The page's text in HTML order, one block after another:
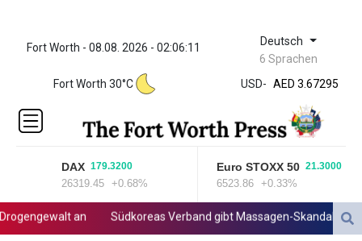
Fort Worth - 08.08. 2026 - 02:06:11 Deutsch
6 Sprachen
Fort Worth 30°C
USD-
ZWL 321.999592
AED 3.67295
AED 3.67295
AFN
ALL 80.603989
AMD
AOA
917.000367
1491.937904
DAX 179.3200
26319.45 +0.68%
Euro STOXX 50 21.3000
6523.86 +0.33%
an Südkoreas Verband gibt Massagen-Skandal zu: